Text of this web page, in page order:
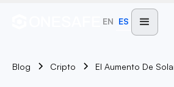
EN ES
Blog Cripto